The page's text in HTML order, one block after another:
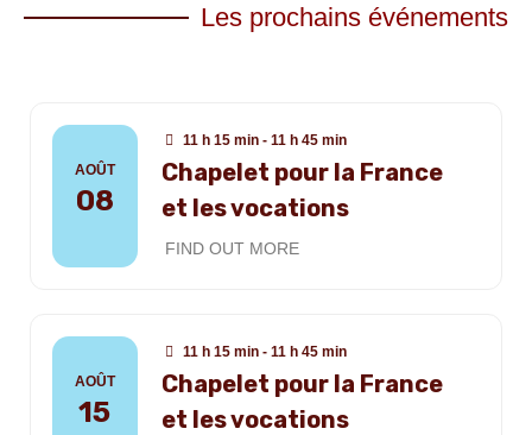
Les prochains événements
AOÛT
08
11 h 15 min - 11 h 45 min
Chapelet pour la France
et les vocations
FIND OUT MORE
AOÛT
15
11 h 15 min - 11 h 45 min
Chapelet pour la France
et les vocations